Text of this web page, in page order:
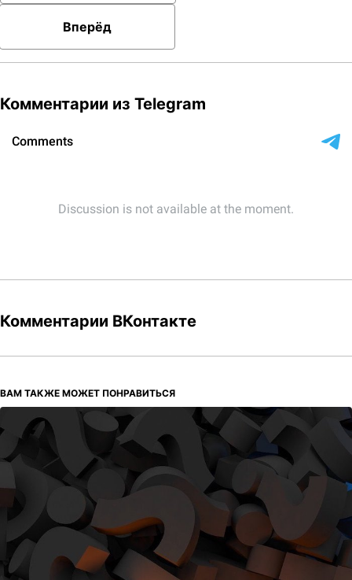
Вперёд
Комментарии из Telegram
Комментарии ВКонтакте
ВАМ ТАКЖЕ МОЖЕТ ПОНРАВИТЬСЯ